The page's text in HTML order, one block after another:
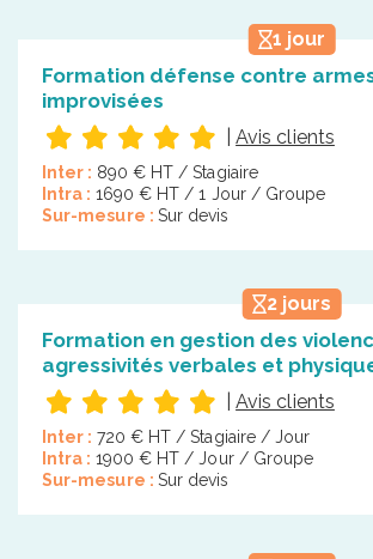
1 jour
Formation défense contre
improvisées
Avis clients
Inter : 890 € HT / Stagiaire
Intra : 1690 € HT / 1 Jour / Groupe
Sur-mesure : Sur devis
2 jours
Formation en gestion des
agressivités verbales et
Avis clients
Inter : 720 € HT / Stagiaire / Jour
Intra : 1900 € HT / Jour / Groupe
Sur-mesure : Sur devis